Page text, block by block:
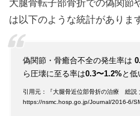
大腿骨転子部骨折での偽関節
は以下のような統計がありま
偽関節・骨癒合不全の発生率は
ら圧壊に至る率は0.3〜1.2%と低
引用元：『大腿骨近位部骨折の治療 総説
https://nsmc.hosp.go.jp/Journal/2016-6/